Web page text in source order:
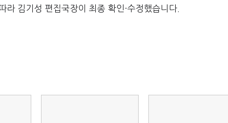
김기성 편집국장이 최종 확인·수정했습니다.